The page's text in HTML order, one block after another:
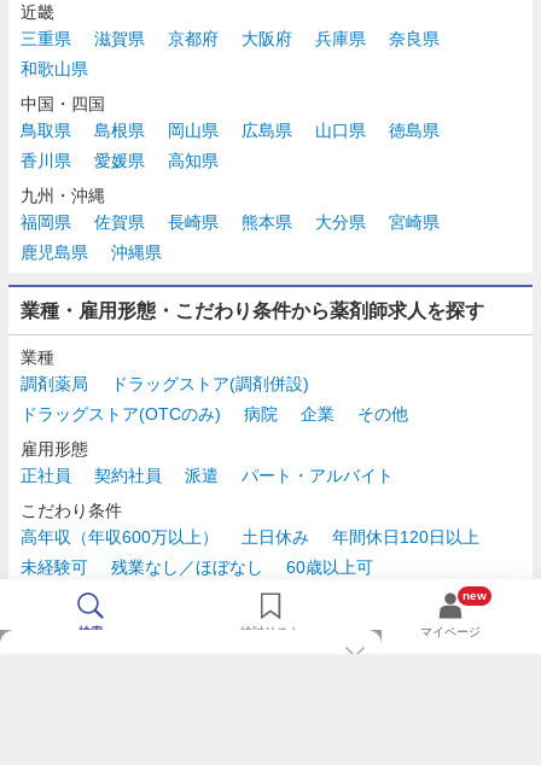
近畿
三重県
滋賀県 京都府 大阪府 兵庫県
奈良県
和歌山県
中国・四国
鳥取県
島根県 岡山県 広島県 山口県
徳島県
香川県
愛媛県
高知県
九州・沖縄
福岡県
佐賀県 長崎県 熊本県 大分県
宮崎県
鹿児島県
沖縄県
業種・雇用形態・こだわり条件から薬剤師求人を探す
業種
調剤薬局
ドラッグストア(調剤併設)
ドラッグストア(OTCのみ)
病院 企業
その他
雇用形態
正社員
契約社員 派遣
パート・アルバイト
こだわり条件
高年収（年収600万以上）
土日休み
年間休日120日以上
未経験可
残業なし／ほぼなし
60歳以上可
時給2,500円以上
検索 検討リスト
new
マイページ